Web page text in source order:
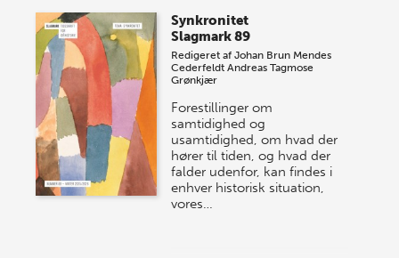
Synkronitet
Slagmark 89
Redigeret afJohan Brun Mendes
CederfeldtAndreas Tagmose
Grønkjær
Forestillinger om
samtidighed og
usamtidighed, om hvad der
hører til tiden, og hvad der
falder udenfor, kan findes i
enhver historisk situation,
vores…